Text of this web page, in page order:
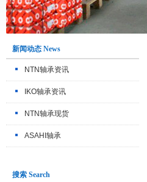
新闻动态 News
NTN轴承资讯
IKO轴承资讯
NTN轴承现货
ASAHI轴承
搜索 Search